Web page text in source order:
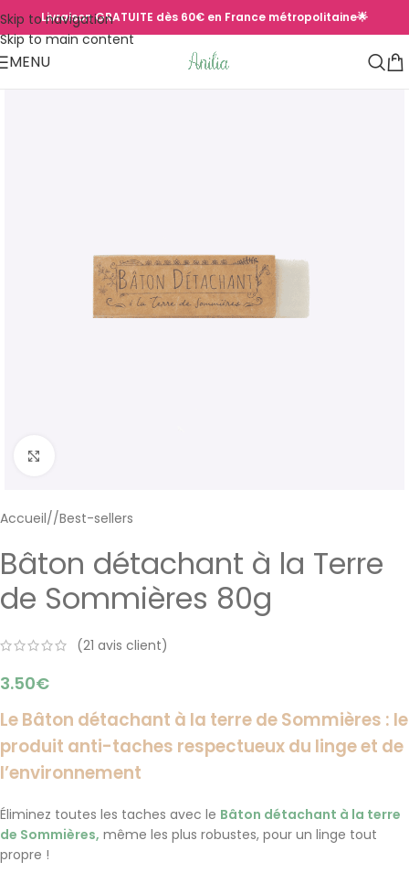
Skip to navigation
Skip to main content
Livraison GRATUITE dès 60€ en France métropolitaine🌟
MENU
Accueil/ Best-sellers
Bâton détachant à la Terre
de Sommières 80g
(21 avis client)
3.50€
Le Bâton détachant à la terre deSommières : le
produit anti-taches respectueux du linge et de
l’environnement
Éliminez toutes les taches avec le Bâton détachant à la terre
de Sommières, même les plus robustes, pour un linge tout
propre !